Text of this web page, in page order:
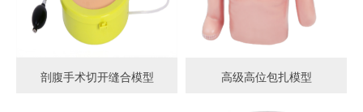
剖腹手术切开缝合模型 高级高位包扎模型